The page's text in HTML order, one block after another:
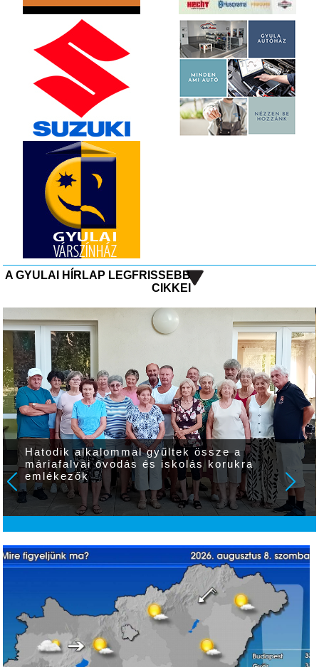
A GYULAI HÍRLAP LEGFRISSEBB
CIKKEI
Hatodik alkalommal gyűltek össze a
máriafalvai óvodás és iskolás korukra
emlékezők